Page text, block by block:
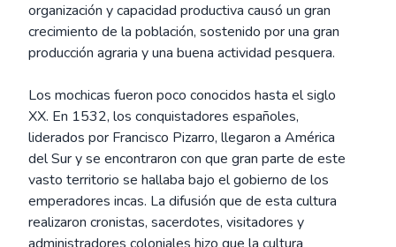
organización y capacidad productiva causó un gran
crecimiento de la población, sostenido por una gran
producción agraria y una buena actividad pesquera.
Los mochicas fueron poco conocidos hasta el siglo
XX. En 1532, los conquistadores españoles,
liderados por Francisco Pizarro, llegaron a América
del Sur y se encontraron con que gran parte de este
vasto territorio se hallaba bajo el gobierno de los
emperadores incas. La difusión que de esta cultura
realizaron cronistas, sacerdotes, visitadores y